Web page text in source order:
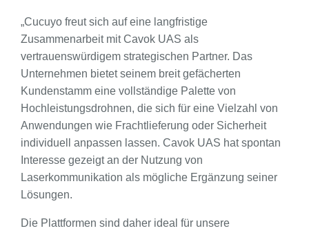
„Cucuyo freut sich auf eine langfristige
Zusammenarbeit mit Cavok UAS als
vertrauenswürdigem strategischen Partner. Das
Unternehmen bietet seinem breit gefächerten
Kundenstamm eine vollständige Palette von
Hochleistungsdrohnen, die sich für eine Vielzahl von
Anwendungen wie Frachtlieferung oder Sicherheit
individuell anpassen lassen. Cavok UAS hat spontan
Interesse gezeigt an der Nutzung von
Laserkommunikation als mögliche Ergänzung seiner
Lösungen.
Die Plattformen sind daher ideal für unsere